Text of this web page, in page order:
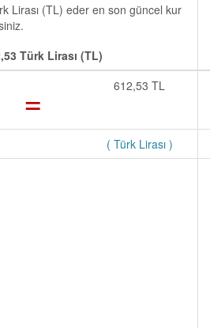
Lirası (TL) eder en son güncel kur
Türk Lirası (TL)
= 612,53 TL
( Türk Lirası )